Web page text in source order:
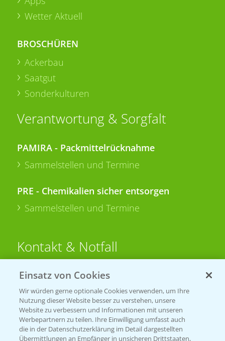
Wetter Aktuell
BROSCHÜREN
Ackerbau
Saatgut
Sonderkulturen
Verantwortung & Sorgfalt
PAMIRA - Packmittelrücknahme
Sammelstellen und Termine
PRE - Chemikalien sicher entsorgen
Sammelstellen und Termine
Kontakt & Notfall
Beratung auf WhatsApp
T.+49 (0)174 346 564 1
KONTAKT
Einsatz von Cookies
Wir würden gerne optionale Cookies verwenden, um Ihre
Nutzung dieser Website besser zu verstehen, unsere
Website zu verbessern und Informationen mit unseren
Werbepartnern zu teilen. Ihre Einwilligung umfasst auch
die in der Datenschutzerklärung im Detail dargestellten
Übermittlungen an Empfänger in unsicheren Drittstaaten,